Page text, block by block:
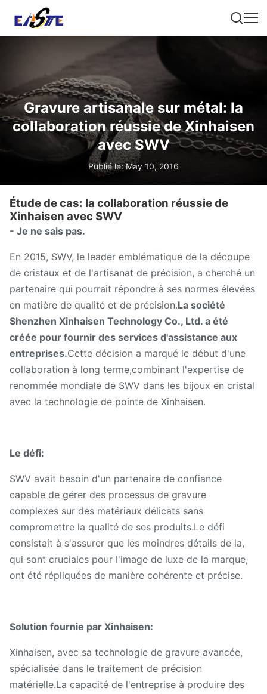
Gravure artisanale sur métal: la
collaboration réussie de Xinhaisen
avec SWV
Publié le: May 10, 2016
Étude de cas: la collaboration réussie de
Xinhaisen avec SWV
- Je ne sais pas.
En 2015, SWV, le leader emblématique de la découpe
de cristaux et de l'artisanat de précision, a cherché un
partenaire qui pourrait répondre à ses normes élevées
en matière de qualité et de précision.La société
Shenzhen Xinhaisen Technology Co., Ltd. a été
créée pour fournir des services d'assistance aux
entreprises.Cette décision a marqué le début d'une
collaboration à long terme,combinant l'expertise de
renommée mondiale de SWV dans les bijoux en cristal
avec la technologie de pointe de Xinhaisen.
Le défi:
SWV avait besoin d'un partenaire de confiance
capable de gérer des processus de gravure
complexes sur des matériaux délicats sans
compromettre la qualité de ses produits.Le défi
consistait à s'assurer que les moindres détails de la,
qui sont cruciales pour l'image de luxe de la marque,
ont été répliquées de manière cohérente et précise.
Solution fournie par Xinhaisen:
Xinhaisen, avec sa technologie de gravure avancée,
spécialisée dans le traitement de précision
matérielle.La capacité de l'entreprise à produire des